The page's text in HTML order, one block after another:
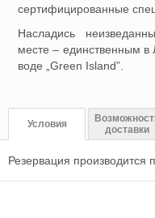
сертифицированные
Насладись
месте – единственным в
воде „Green Island”.
Условия
доставки
Резервация производится